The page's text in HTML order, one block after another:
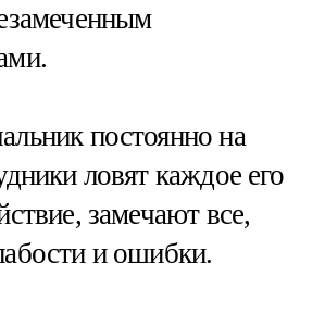
постоянно на
ловят каждое его
замечают все,
и ошибки.